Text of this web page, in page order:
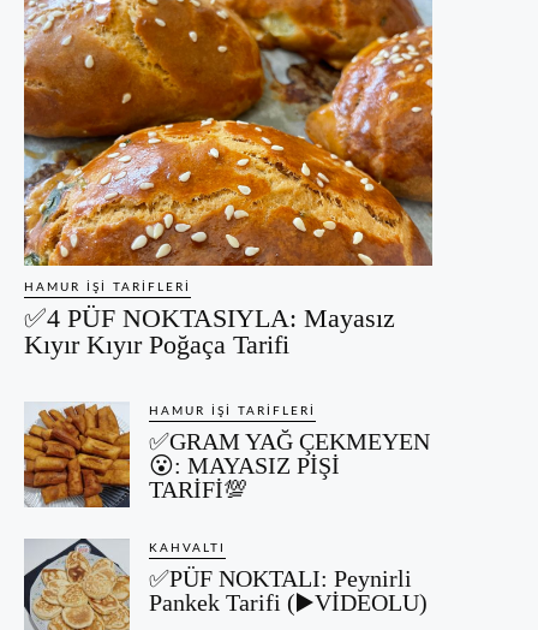
HAMUR İŞI TARIFLERI
✅4 PÜF NOKTASIYLA: Mayasız
Kıyır Kıyır Poğaça Tarifi
HAMUR İŞI TARIFLERI
✅GRAM YAĞ ÇEKMEYEN
😮: MAYASIZ PİŞİ
TARİFİ💯
KAHVALTI
✅PÜF NOKTALI: Peynirli
Pankek Tarifi (▶️VİDEOLU)